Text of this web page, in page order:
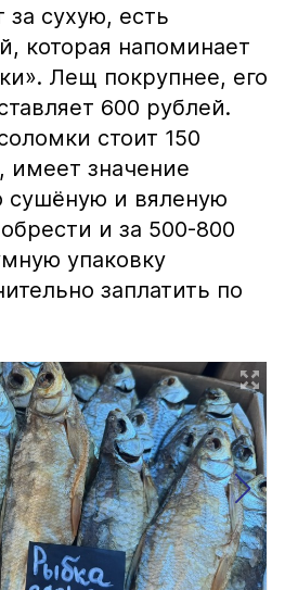
за сухую, есть
которая напоминает
Лещ покрупнее, его
600 рублей.
стоит 150
имеет значение
сушёную и вяленую
и за 500-800
упаковку
заплатить по